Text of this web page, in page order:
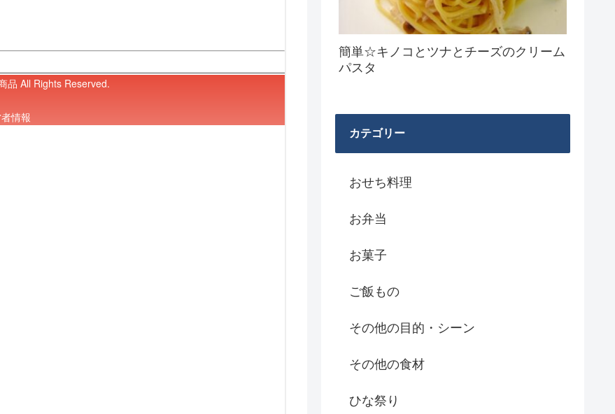
簡単☆キノコとツナとチーズのクリーム
パスタ
カテゴリー
おせち料理
お弁当
お菓子
ご飯もの
その他の目的・シーン
その他の食材
ひな祭り